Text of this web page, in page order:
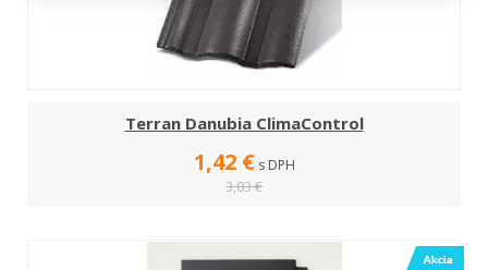
Terran Danubia ClimaControl
1,42 € s DPH
3,03 €